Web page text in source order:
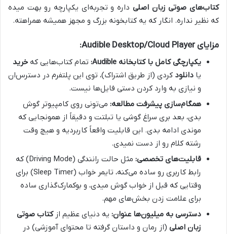
کتاب‌های صوتی زبان اصلی داره و تجربه‌ای یکپارچه رو بهت میده
که نظیر نداره. انگار که یه کتابخونه بزرگ و مجهز همیشه همراهته.
مزایای Audible Desktop/Cloud Player:
یکپارچگی کامل با کتابخانه Audible: تمام کتاب‌هایی که خرید
یا دانلود کردی (از طریق اشتراک)، توی این پلتفرم در دسترس‌ان
و نیازی به وارد کردن دستی فایل‌ها نیست.
همگام‌سازی پیشرفت مطالعه: می‌تونی روی کامپیوتر گوش
بدی، بعد بری سراغ گوشی یا تبلتت و دقیقاً از همونجایی که
موندی ادامه بدی. این قابلیت واقعاً کاربردیه و هیچ وقت
رشته کلام رو از دست نمیدی.
قابلیت‌های تخصصی:
مثل حالت رانندگی (Driving Mode) که
رابط کاربری رو ساده می‌کنه، تایمر خواب (Sleep Timer) برای
وقتایی که قبل از خواب گوش میدی، و بوکمارک‌گذاری ساده
برای علامت زدن بخش‌های مهم.
دسترسی به میلیون‌ها عنوان: یه دنیای عظیم ازکتاب صوتی
زبان اصلی (از رمان و داستان گرفته تا محتوای آموزشی) در